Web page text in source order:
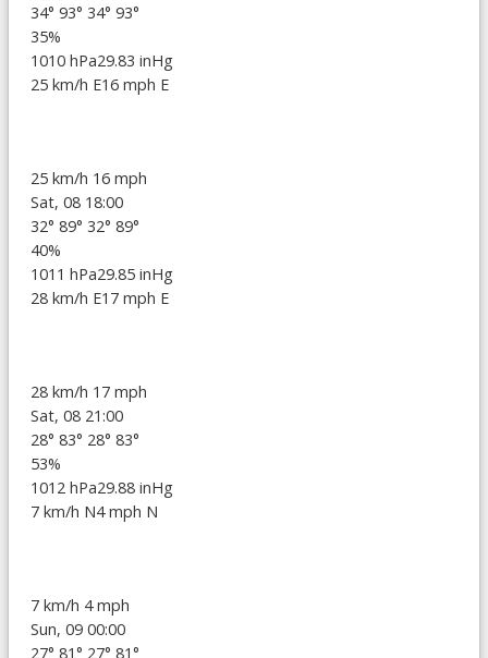
34° 93° 34° 93°
35%
1010 hPa29.83 inHg
25 km/h E16 mph E
25 km/h 16 mph
Sat, 08 18:00
32° 89° 32° 89°
40%
1011 hPa29.85 inHg
28 km/h E17 mph E
28 km/h 17 mph
Sat, 08 21:00
28° 83° 28° 83°
53%
1012 hPa29.88 inHg
7 km/h N4 mph N
7 km/h 4 mph
Sun, 09 00:00
27° 81° 27° 81°